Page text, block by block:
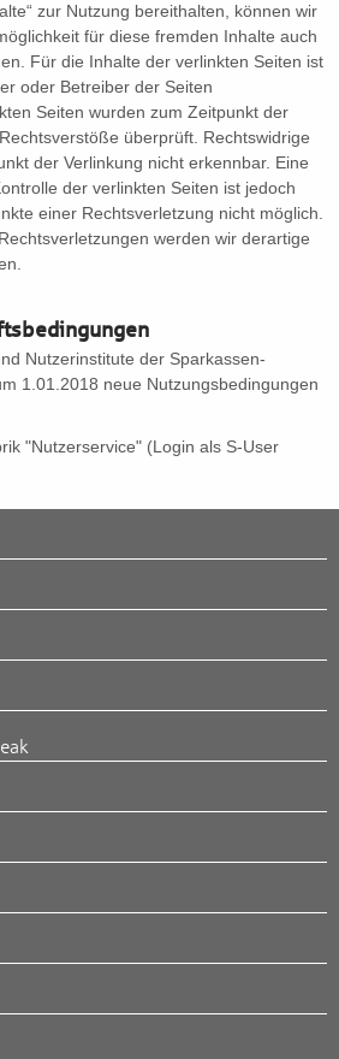
zur Nutzung bereithalten, können wir
für diese fremden Inhalte auch
Für die Inhalte der verlinkten Seiten ist
oder Betreiber der Seiten
Seiten wurden zum Zeitpunkt der
überprüft. Rechtswidrige
der Verlinkung nicht erkennbar. Eine
der verlinkten Seiten ist jedoch
einer Rechtsverletzung nicht möglich.
werden wir derartige
Nutzerinstitute der Sparkassen-
1.01.2018 neue Nutzungsbedingungen
"Nutzerservice" (Login als S-User